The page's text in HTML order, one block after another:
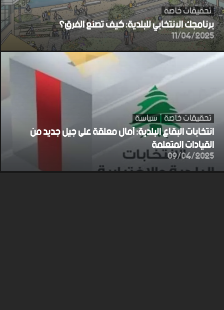
تحقيقات خاصة
برنامجك الانتخابي للبلدية: كيف تصنع الفرق؟
11/04/2025
تحقيقات خاصة سياسة
انتخابات البقاع البلدية: آمال معلقة على جيل جديد من
القيادات المتعلمة
09/04/2025